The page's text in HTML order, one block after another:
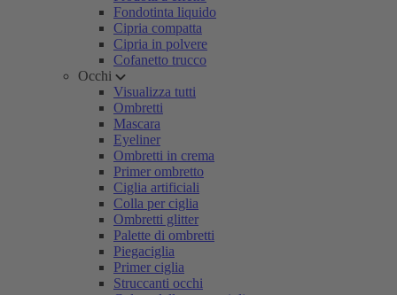
Fondotinta liquido
Cipria compatta
Cipria in polvere
Cofanetto trucco
Occhi
Visualizza tutti
Ombretti
Mascara
Eyeliner
Ombretti in crema
Primer ombretto
Ciglia artificiali
Colla per ciglia
Ombretti glitter
Palette di ombretti
Piegaciglia
Primer ciglia
Struccanti occhi